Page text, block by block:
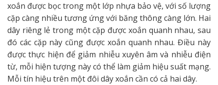
xoắn được bọc trong một lớp nhựa bảo vệ, với số lượng
cặp càng nhiều tương ứng với băng thông càng lớn. Hai
dây riêng lẻ trong một cặp được xoắn quanh nhau, sau
đó các cặp này cũng được xoắn quanh nhau. Điều này
được thực hiện để giảm nhiễu xuyên âm và nhiễu điện
từ, mỗi hiện tượng này có thể làm giảm hiệu suất mạng.
Mỗi tín hiệu trên một đôi dây xoắn cần có cả hai dây.